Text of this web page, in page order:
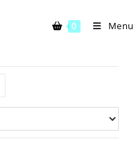
0 Menu